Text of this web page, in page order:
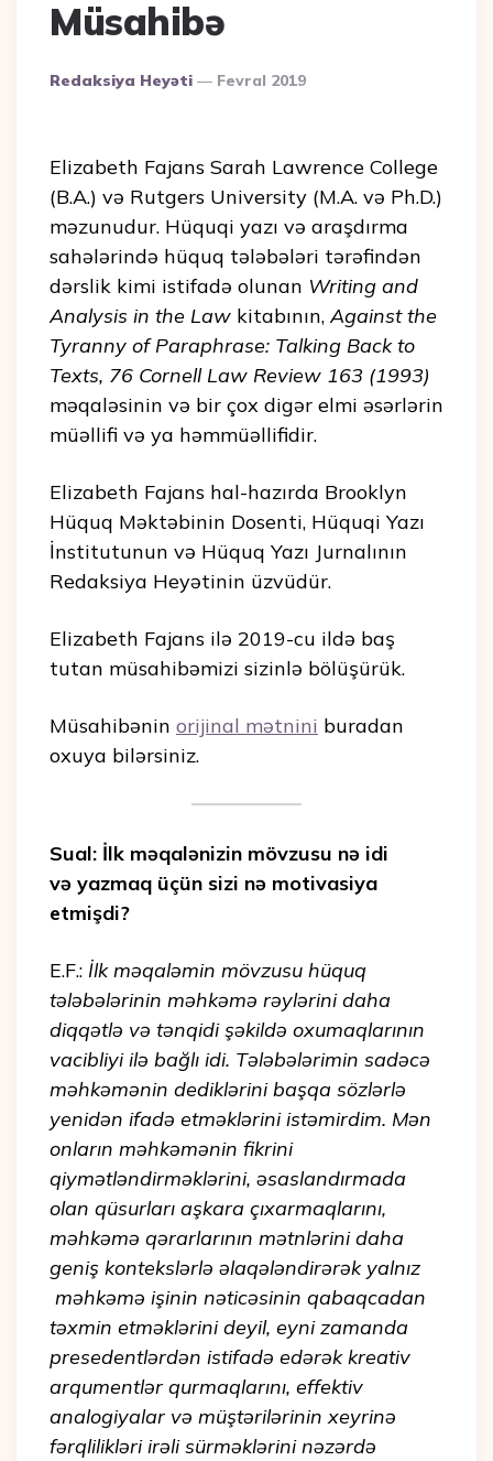
Müsahibə
Posted
Redaksiya Heyəti Fevral 2019
Elizabeth Fajans Sarah Lawrence College
(B.A.) və Rutgers University (M.A. və Ph.D.)
məzunudur. Hüquqi yazı və araşdırma
sahələrində hüquq tələbələri tərəfindən
dərslik kimi istifadə olunan Writing and
Analysis in the Law kitabının,Against the
Tyranny of Paraphrase: Talking Back to
Texts, 76 Cornell Law Review 163 (1993)
məqaləsinin və bir çox digər elmi əsərlərin
müəllifi və ya həmmüəllifidir.
Elizabeth Fajans hal-hazırda Brooklyn
Hüquq Məktəbinin Dosenti, Hüquqi Yazı
İnstitutunun və Hüquq Yazı Jurnalının
Redaksiya Heyətinin üzvüdür.
Elizabeth Fajans ilə 2019-cu ildə baş
tutan müsahibəmizi sizinlə bölüşürük.
Müsahibənin orijinal mətnini buradan
oxuya bilərsiniz.
Sual: İlk məqalənizin mövzusu nə idi
və yazmaq üçün sizi nə motivasiya
etmişdi?
E.F.: İlk məqaləmin mövzusu hüquq
tələbələrinin məhkəmə rəylərini daha
diqqətlə və tənqidi şəkildə oxumaqlarının
vacibliyi ilə bağlı idi. Tələbələrimin sadəcə
məhkəmənin dediklərini başqa sözlərlə
yenidən ifadə etməklərini istəmirdim. Mən
onların məhkəmənin fikrini
qiymətləndirməklərini, əsaslandırmada
olan qüsurları aşkara çıxarmaqlarını,
məhkəmə qərarlarının mətnlərini daha
geniş kontekslərlə əlaqələndirərək yalnız
məhkəmə işinin nəticəsinin qabaqcadan
təxmin etməklərini deyil, eyni zamanda
presedentlərdən istifadə edərək kreativ
arqumentlər qurmaqlarını, effektiv
analogiyalar və müştərilərinin xeyrinə
fərqlilikləri irəli sürməklərini nəzərdə